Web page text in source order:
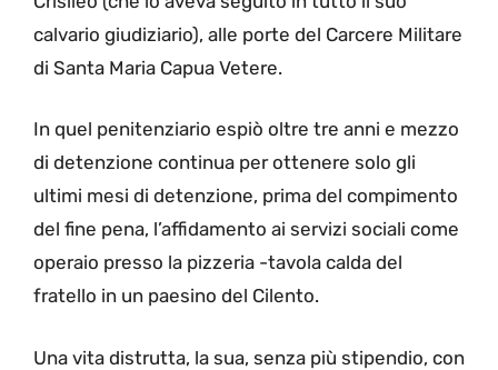
calvario giudiziario), alle porte del Carcere Militare
di Santa Maria Capua Vetere.
In quel penitenziario espiò oltre tre anni e mezzo
di detenzione continua per ottenere solo gli
ultimi mesi di detenzione, prima del compimento
del fine pena, l’affidamento ai servizi sociali come
operaio presso la pizzeria -tavola calda del
fratello in un paesino del Cilento.
Una vita distrutta, la sua, senza più stipendio, con